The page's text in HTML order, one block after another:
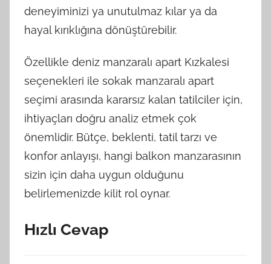
deneyiminizi ya unutulmaz kılar ya da
hayal kırıklığına dönüştürebilir.
Özellikle deniz manzaralı apart Kızkalesi
seçenekleri ile sokak manzaralı apart
seçimi arasında kararsız kalan tatilciler için,
ihtiyaçları doğru analiz etmek çok
önemlidir. Bütçe, beklenti, tatil tarzı ve
konfor anlayışı, hangi balkon manzarasının
sizin için daha uygun olduğunu
belirlemenizde kilit rol oynar.
Hızlı Cevap